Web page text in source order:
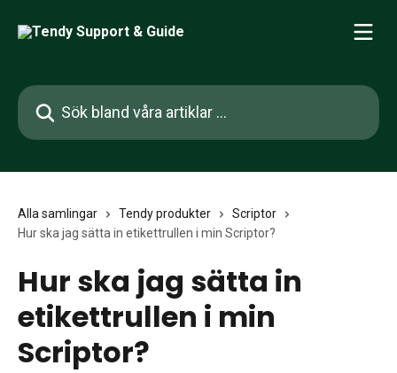
Sök bland våra artiklar …
Alla samlingar Tendy produkter
Scriptor
Hur ska jag sätta in etikettrullen i min Scriptor?
Hur ska jag sätta in
etikettrullen i min
Scriptor?